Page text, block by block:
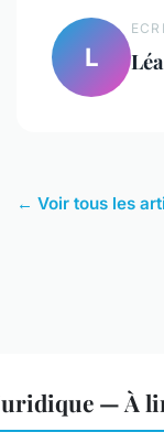
L Léa
← Voir tous les
— À